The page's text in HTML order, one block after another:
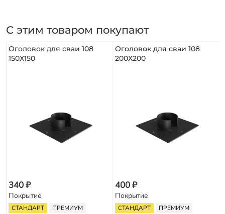
С этим товаром покупают
Оголовок для сваи 108
150Х150
340 ₽
Покрытие
СТАНДАРТ
ПРЕМИУМ
Оголовок для сваи 108
200Х200
400 ₽
Покрытие
СТАНДАРТ
ПРЕМИУМ